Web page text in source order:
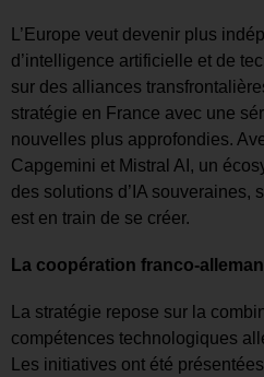
L’Europe veut devenir plus
d’intelligence artificielle et de
sur des alliances
stratégie en France avec une
nouvelles plus approfondies.
Capgemini et Mistral AI, un
des solutions d’IA souveraines,
est en train de se créer.
La coopération franco-
La stratégie repose sur la
compétences technologiques
Les initiatives ont été